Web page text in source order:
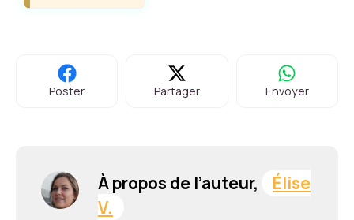
Poster Partager Envoyer
À propos de l’auteur,
Élise
V.